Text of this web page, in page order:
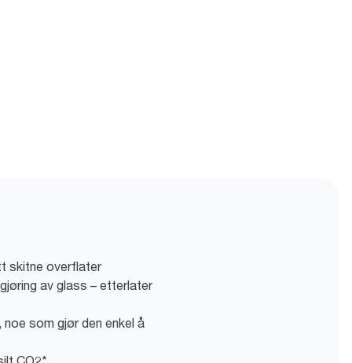
skitne overflater
av glass – etterlater
noe som gjør den enkel å